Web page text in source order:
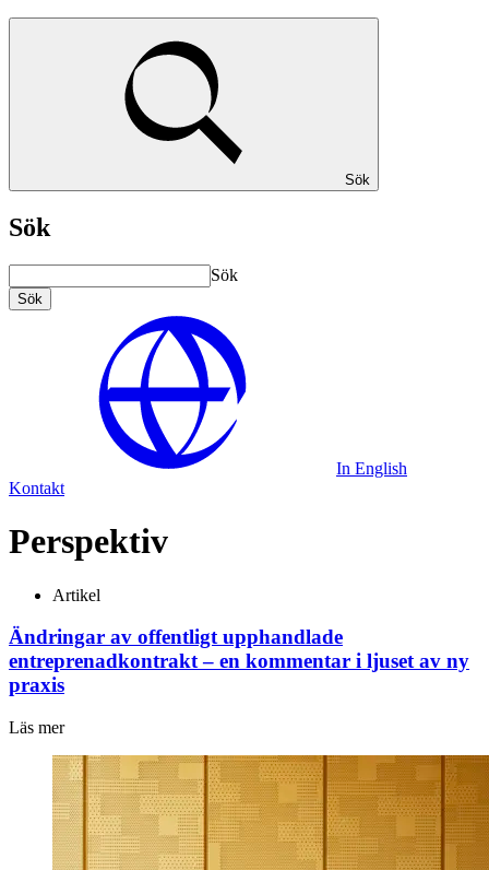
Sök
Sök
Sök
Sök
In English
Kontakt
Perspektiv
Artikel
Ändringar av offentligt upphandlade
entreprenadkontrakt – en kommentar i ljuset av ny
praxis
Läs mer